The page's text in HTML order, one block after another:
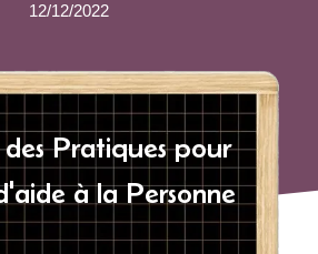
12/12/2022
des Pratiques pour
à la Personne